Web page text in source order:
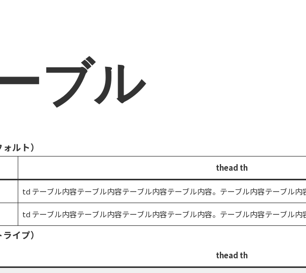
ブル
ルト）
thead th
td テーブル内容テーブル内容テーブル内容テーブル内容。テーブル内容テーブル内
td テーブル内容テーブル内容テーブル内容テーブル内容。テーブル内容テーブル内
イプ）
thead th